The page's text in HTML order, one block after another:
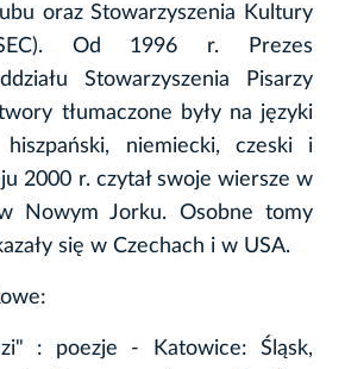
oraz Stowarzyszenia Kultury
Od 1996 r. Prezes
Stowarzyszenia Pisarzy
tłumaczone były na języki
hiszpański, niemiecki, czeski i
2000 r. czytał swoje wiersze w
Nowym Jorku. Osobne tomy
się w Czechach i w USA.
: poezje - Katowice: Śląsk,